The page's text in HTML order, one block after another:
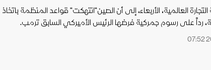
العالمية، الأربعاء، إلى أن الصين"انتهكت" قواعد المنظمة باتخاذ
رداً على رسوم جمركية فرضها الرئيس الأميركي السابق ترمب.